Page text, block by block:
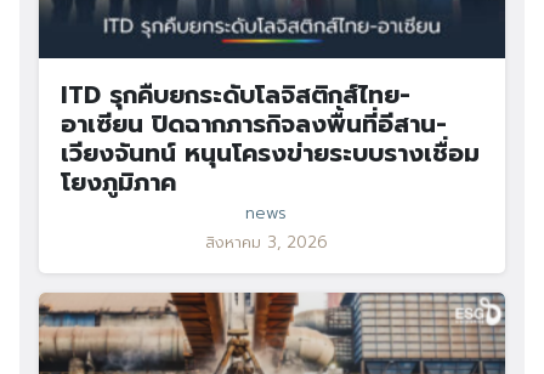
ITD รุกคืบยกระดับโลจิสติกส์ไทย-
อาเซียน ปิดฉากภารกิจลงพื้นที่อีสาน-
เวียงจันทน์ หนุนโครงข่ายระบบรางเชื่อม
โยงภูมิภาค
news
สิงหาคม 3, 2026